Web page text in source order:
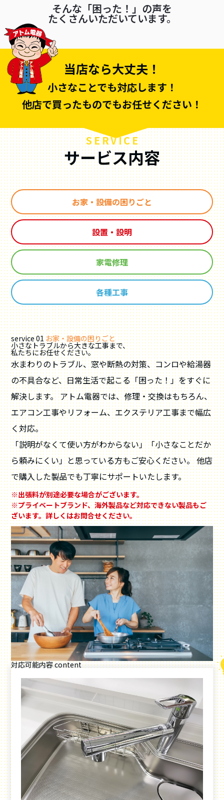
そんな「困った！」の声を
たくさんいただいています。
当店なら大丈夫！
小さなことでも対応します！
他店で買ったものでもお任せください！
SE RVIC E
サービス内容
お家・設備の困りごと
設置・設明
家電修理
各種工事
service 01 お家・設備の困りごと
小さなトラブルから大きな工事まで、
私たちにお任せください。
水まわりのトラブル、窓や断熱の対策、コンロや給湯器
の不具合など、日常生活で起こる「困った！」をすぐに
解決します。 アトム電器では、修理・交換はもちろん、
エアコン工事やリフォーム、エクステリア工事まで幅広
く対応。
「説明がなくて使い方がわからない」「小さなことだか
ら頼みにくい」と思っている方もご安心ください。 他店
で購入した製品でも丁寧にサポートいたします。
※出張料が別途必要な場合がございます。
※プライベートブランド、海外製品など対応できない製品もご
ざいます。詳しくはお問合せください。
対応可能内容content